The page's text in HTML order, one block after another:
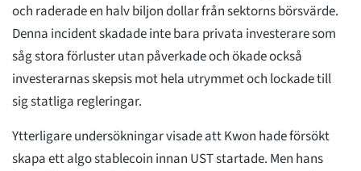
och raderade en halv biljon dollar från sektorns börsvärde.
Denna incident skadade inte bara privata investerare som
såg stora förluster utan påverkade och ökade också
investerarnas skepsis mot hela utrymmet och lockade till
sig statliga regleringar.
Ytterligare undersökningar visade att Kwon hade försökt
skapa ett algo stablecoin innan UST startade. Men hans